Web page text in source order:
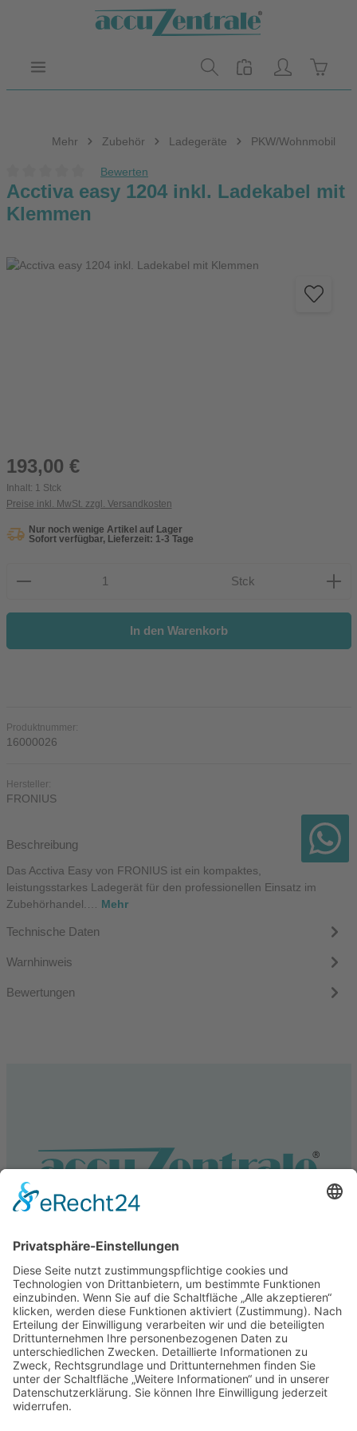
Zum Hauptinhalt springen
Mehr Zubehör Ladegeräte PKW/Wohnmobil
Durchschnittliche Bewertung von 0 von 5 Sternen
Bewerten
Acctiva easy 1204 inkl. Ladekabel mit
Klemmen
Bildergalerie überspringen
Regulärer Preis:
193,00 €
Inhalt: 1 Stck
Preise inkl. MwSt. zzgl. Versandkosten
Nur noch wenige Artikel auf Lager
Sofort verfügbar, Lieferzeit: 1-3 Tage
Produkt Anzahl: Gib den gewünschten Wert ein oder
Stck
In den Warenkorb
Produktnummer:
16000026
Hersteller:
FRONIUS
Beschreibung
Das Acctiva Easy von FRONIUS ist ein kompaktes,
leistungsstarkes Ladegerät für den professionellen Einsatz im
Zubehörhandel.… Mehr
Technische Daten
Warnhinweis
Bewertungen
Service
Information
Unsere weiteren Shops